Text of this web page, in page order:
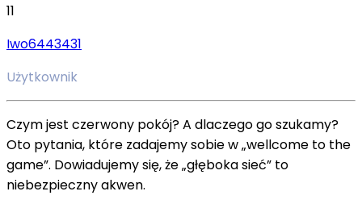
11
Iwo6443431
Użytkownik
Czym jest czerwony pokój? A dlaczego go szukamy?
Oto pytania, które zadajemy sobie w „wellcome to the
game”. Dowiadujemy się, że „głęboka sieć” to
niebezpieczny akwen.